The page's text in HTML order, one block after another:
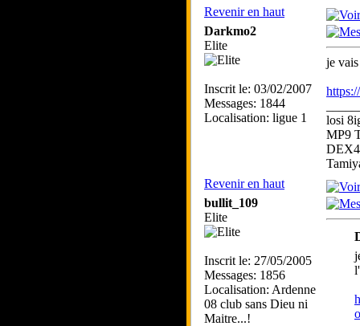
Revenir en haut
Darkmo2
Elite
Inscrit le: 03/02/2007
Messages: 1844
Localisation: ligue 1
je
losi
MP9
Revenir en haut
bullit_109
Elite
Inscrit le: 27/05/2005
Messages: 1856
Localisation: Ardenne
08 club sans Dieu ni
Maitre...!